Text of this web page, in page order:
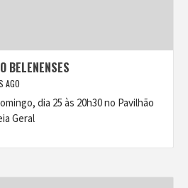
BELENENSES
AGO
dia 25 às 20h30 no Pavilhão
Geral